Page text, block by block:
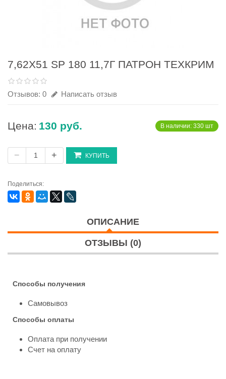
7,62Х51 SP 180 11,7Г ПАТРОН ТЕХКРИМ
Отзывов: 0 Написать отзыв
Цена: 130 руб. В наличии: 330 шт
− + КУПИТЬ
Поделиться:
ОПИСАНИЕ
ОТЗЫВЫ (0)
Способы получения
Самовывоз
Способы оплаты
Оплата при получении
Счет на оплату